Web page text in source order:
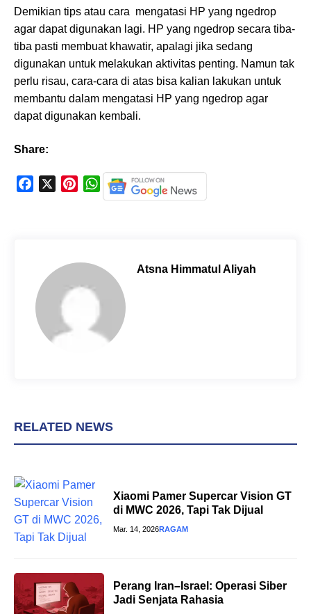
Demikian tips atau cara mengatasi HP yang ngedrop
agar dapat digunakan lagi. HP yang ngedrop secara tiba-
tiba pasti membuat khawatir, apalagi jika sedang
digunakan untuk melakukan aktivitas penting. Namun tak
perlu risau, cara-cara di atas bisa kalian lakukan untuk
membantu dalam mengatasi HP yang ngedrop agar
dapat digunakan kembali.
Share:
k
e
W
h
A
Atsna Himmatul Aliyah
RELATED NEWS
Xiaomi Pamer Supercar Vision GT
di MWC 2026, Tapi Tak Dijual
Mar. 14, 2026RAGAM
Perang Iran–Israel: Operasi Siber
Jadi Senjata Rahasia